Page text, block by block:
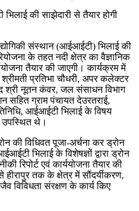
संस्थान (आईआईटी) भिलाई की
के तहत नदी क्षेत्र का वैज्ञानिक
तैयार की जाएगी। कार्यक्रम में
प्रतिभा चौधरी, अपर कलेक्टर
श्री नूतन कंवर, जल संसाधन विभाग
सहित ग्राम पंचायत देउरतराई,
आईआईटी भिलाई के विषय
उपस्थित थे।
की विधिवत पूजा-अर्चना कर ड्रोन
भिलाई के विशेषज्ञों द्वारा ड्रोन
रिपोर्ट एवं कार्ययोजना तैयार की
तक के क्षेत्र में सौंदर्यीकरण,
विविधता संरक्षण के कार्य किए